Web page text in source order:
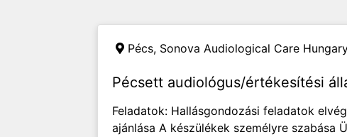
Pécs, Sonova Audiological Care
Pécsett audiológus/értékesítési
Feladatok: Hallásgondozási feladatok
ajánlása A készülékek személyre szabása